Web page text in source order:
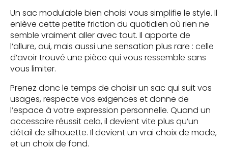
Un sac modulable bien choisi vous simplifie le style. Il
enlève cette petite friction du quotidien où rien ne
semble vraiment aller avec tout. Il apporte de
l’allure, oui, mais aussi une sensation plus rare : celle
d’avoir trouvé une pièce qui vous ressemble sans
vous limiter.
Prenez donc le temps de choisir un sac qui suit vos
usages, respecte vos exigences et donne de
l’espace à votre expression personnelle. Quand un
accessoire réussit cela, il devient vite plus qu’un
détail de silhouette. Il devient un vrai choix de mode,
et un choix de fond.